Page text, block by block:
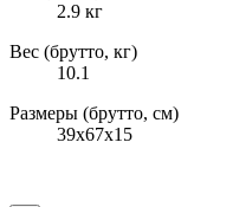
2.9 кг
Вес (брутто, кг)
10.1
Размеры (брутто, см)
39x67x15